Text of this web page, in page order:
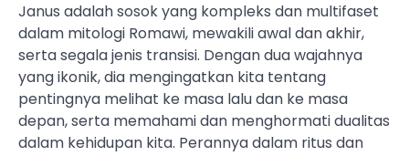
Janus adalah sosok yang kompleks dan multifaset
dalam mitologi Romawi, mewakili awal dan akhir,
serta segala jenis transisi. Dengan dua wajahnya
yang ikonik, dia mengingatkan kita tentang
pentingnya melihat ke masa lalu dan ke masa
depan, serta memahami dan menghormati dualitas
dalam kehidupan kita. Perannya dalam ritus dan